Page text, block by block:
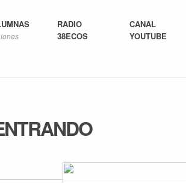
RADIO
38ECOS
CANAL
YOUTUBE